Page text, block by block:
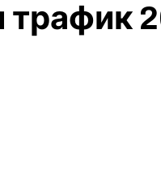
трафик